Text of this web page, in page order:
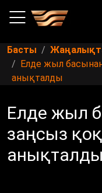
Басты
Елде жыл
анықталды
Елде жыл
заңсыз
анықталды